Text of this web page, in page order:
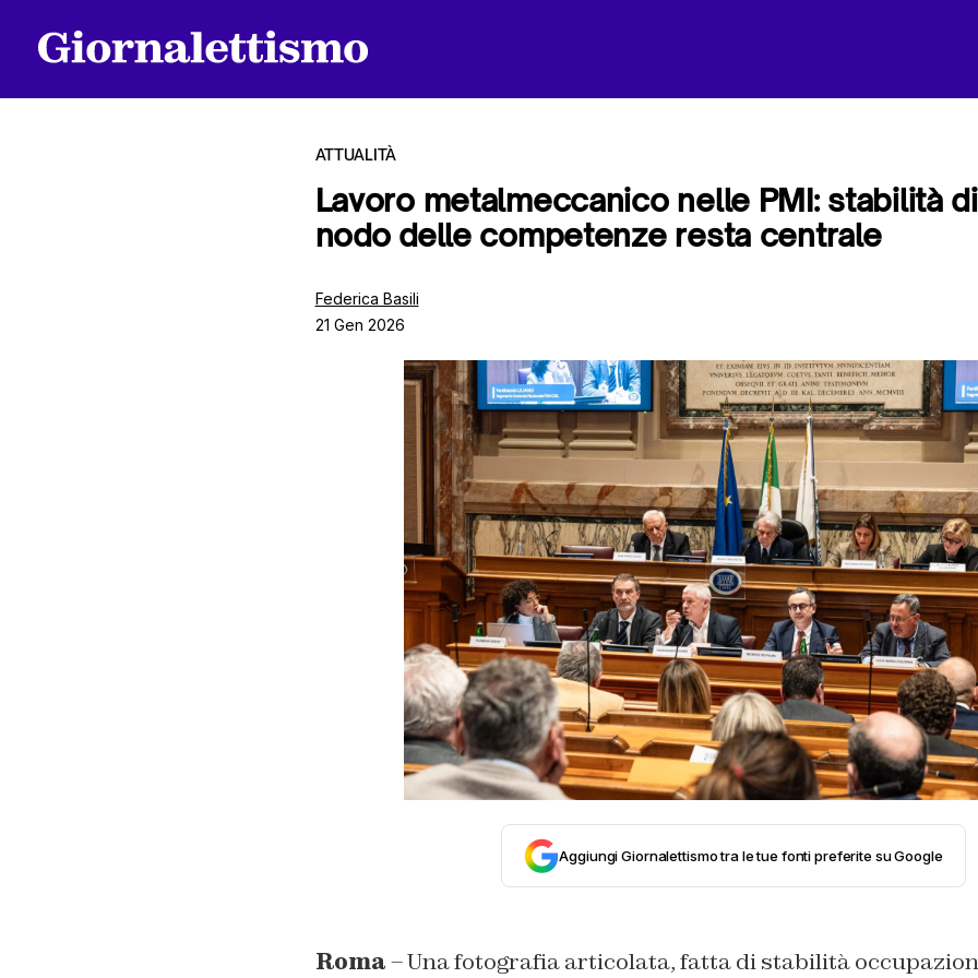
ATTUALITÀ
Lavoro metalmeccanico nelle PMI: stabilità
nodo delle competenze resta centrale
Federica Basili
21 Gen 2026
Aggiungi Giornalettismo tra le tue fonti preferite su Google
Roma– Una fotografia articolata, fatta di stabilità